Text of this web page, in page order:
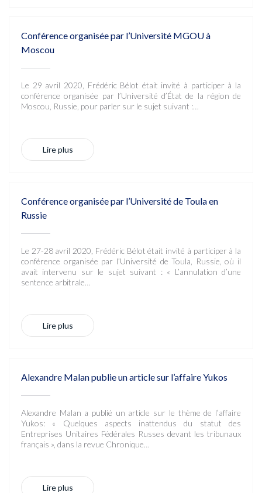
Conférence organisée par l’Université MGOU à
Moscou
Le 29 avril 2020, Frédéric Bélot était invité à participer à la
conférence organisée par l’Université d’État de la région de
Moscou, Russie, pour parler sur le sujet suivant :…
Lire plus
Conférence organisée par l’Université de Toula en
Russie
Le 27-28 avril 2020, Frédéric Bélot était invité à participer à la
conférence organisée par l’Université de Toula, Russie, où il
avait intervenu sur le sujet suivant : « L’annulation d’une
sentence arbitrale…
Lire plus
Alexandre Malan publie un article sur l’affaire Yukos
Alexandre Malan a publié un article sur le thème de l’affaire
Yukos: « Quelques aspects inattendus du statut des
Entreprises Unitaires Fédérales Russes devant les tribunaux
français », dans la revue Chronique…
Lire plus